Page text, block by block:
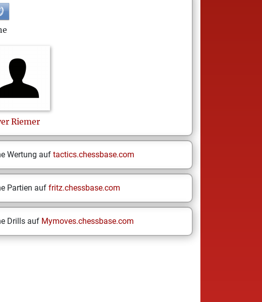
Riemer
Wertung auf tactics.chessbase.com
Partien auf fritz.chessbase.com
Drills auf Mymoves.chessbase.com